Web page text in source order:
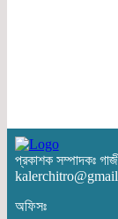
প্রকাশক সম্পাদকঃ
অফিসঃ